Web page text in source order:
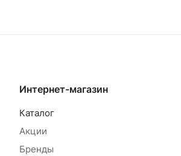
Интернет-магазин
Каталог
Акции
Бренды